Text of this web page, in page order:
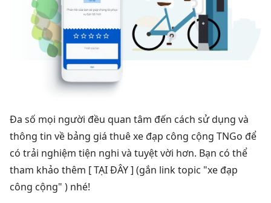
Đa số mọi người đều quan tâm đến cách sử dụng và
thông tin về bảng giá thuê xe đạp công cộng TNGo để
có trải nghiệm tiện nghi và tuyệt vời hơn. Bạn có thể
tham khảo thêm [ TẠI ĐÂY ] (gắn link topic "xe đạp
công cộng" ) nhé!